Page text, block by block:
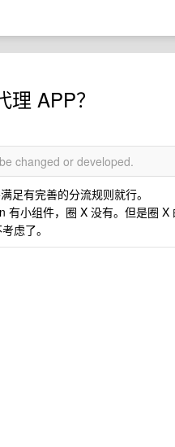
APP？
changed or developed.
足有完善的分流规则就行。
小组件，圈 X 没有。但是圈 X
虑了。